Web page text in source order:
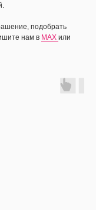
подобрать
нам в MAX или